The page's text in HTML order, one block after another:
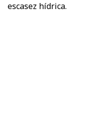
escasez hídrica.